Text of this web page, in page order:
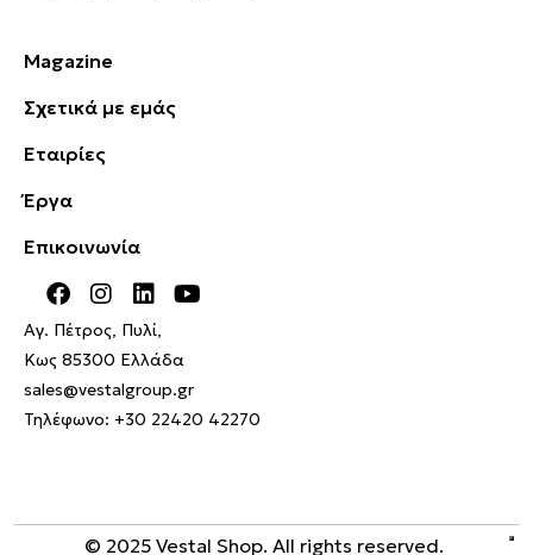
Magazine
Σχετικά με εμάς
Εταιρίες
Έργα
Επικοινωνία
Αγ. Πέτρος, Πυλί,
Κως 85300 Ελλάδα
sales@vestalgroup.gr
Τηλέφωνο: +30 22420 42270
© 2025 Vestal Shop. All rights reserved.